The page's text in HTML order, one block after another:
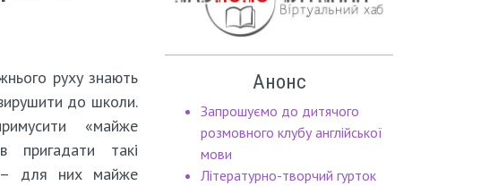
руху знають
до школи.
«майже
пригадати такі
– для них майже
Анонс
Запрошуємо до дитячого
розмовного клубу англійської
мови
Літературно-творчий гурток